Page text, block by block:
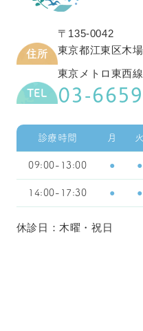
住所
〒135-0042
東京都江東区木
東京メトロ東西
TEL 03-
診療時間 月 火
09:00-13:00 ● ●
14:00-17:30 ● ●
休診日：木曜・祝日